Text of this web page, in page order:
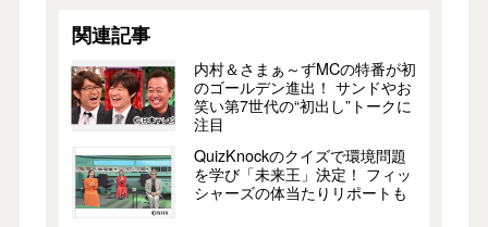
関連記事
内村＆さまぁ～ずMCの特番が初
のゴールデン進出！ サンドやお
笑い第7世代の“初出し”トークに
注目
QuizKnockのクイズで環境問題
を学び「未来王」決定！ フィッ
シャーズの体当たりリポートも